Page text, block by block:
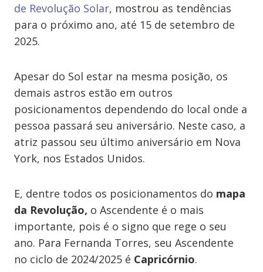
de Revolução Solar, mostrou as tendências
para o próximo ano, até 15 de setembro de
2025.
Apesar do Sol estar na mesma posição, os
demais astros estão em outros
posicionamentos dependendo do local onde a
pessoa passará seu aniversário. Neste caso, a
atriz passou seu último aniversário em Nova
York, nos Estados Unidos.
E, dentre todos os posicionamentos do mapa
da Revolução, o Ascendente é o mais
importante, pois é o signo que rege o seu
ano. Para Fernanda Torres, seu Ascendente
no ciclo de 2024/2025 é Capricórnio.